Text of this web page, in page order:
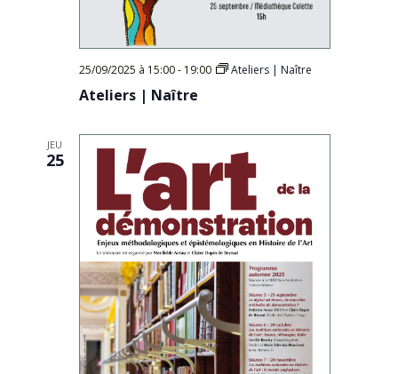
25/09/2025 à 15:00- 19:00 Ateliers | Naître
Ateliers | Naître
JEU
25